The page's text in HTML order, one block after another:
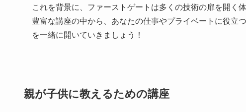
これを背景に、ファーストゲートは多くの技術の扉を開く
豊富な講座の中から、あなたの仕事やプライベートに役立
を一緒に開いていきましょう！
親が子供に教えるための講座